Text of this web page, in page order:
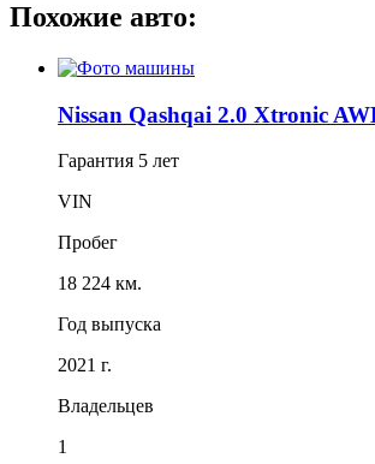
Похожие авто:
Nissan Qashqai 2.0 Xtronic
Гарантия 5 лет
VIN
Пробег
18 224 км.
Год выпуска
2021 г.
Владельцев
1